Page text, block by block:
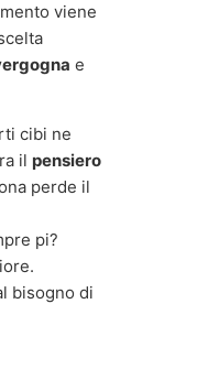
viene
e
cibi ne
il pensiero
perde il
pi?
bisogno di